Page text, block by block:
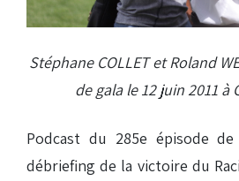
Stéphane COLLET et Roland
de gala le 12 juin 2011 à
Podcast du 285e épisode
débriefing de la victoire du